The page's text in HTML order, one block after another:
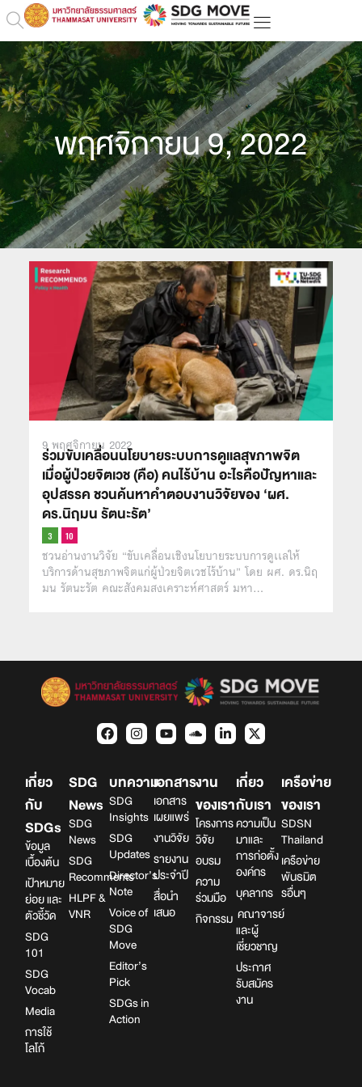
พฤศจิกายน 9, 2022
9 พฤศจิกายน 2022
ร่วมขับเคลื่อนนโยบายระบบการดูเเลสุขภาพจิต
เมื่อผู้ป่วยจิตเวช (คือ) คนไร้บ้าน อะไรคือปัญหาและ
อุปสรรค ชวนค้นหาคำตอบงานวิจัยของ ‘ผศ.
ดร.นิฤมน รัตนะรัต’
ชวนอ่านงานวิจัย “ขับเคลื่อนเชิงนโยบายระบบการดูเเลให้
บริการด้านสุขภาพจิตแก่ผู้ป่วยจิตเวชไร้บ้าน” โดย ผศ. ดร.นิฤ
มน รัตนะรัต คณะสังคมสงเคราะห์ศาสตร์ มหา…
เกี่ยว
กับ
SDGs
ข้อมูล
เบื้องต้น
เป้าหมาย
ย่อย และ
ตัวชี้วัด
SDG
101
SDG
Vocab
Media
การใช้
โลโก้
SDG
News
SDG
News
SDG
Recomments
HLPF &
VNR
บทความ
SDG
Insights
SDG
Updates
Director’s
Note
Voice of
SDG
Move
Editor’s
Pick
SDGs in
Action
เอกสาร
เอกสาร
เผยแพร่
งานวิจัย
รายงาน
ประจำปี
สื่อนำ
เสนอ
งาน
ของเรา
โครงการ
วิจัย
อบรม
ความ
ร่วมมือ
กิจกรรม
เกี่ยว
กับเรา
ความเป็น
มาและ
การก่อตั้ง
องค์กร
บุคลากร
คณาจารย์
และผู้
เชี่ยวชาญ
ประกาศ
รับสมัคร
งาน
เครือข่าย
ของเรา
SDSN
Thailand
เครือข่าย
พันธมิต
รอื่นๆ